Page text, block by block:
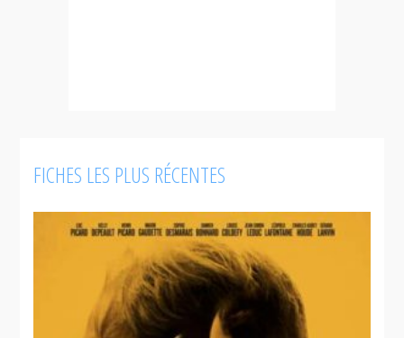
FICHES LES PLUS RÉCENTES